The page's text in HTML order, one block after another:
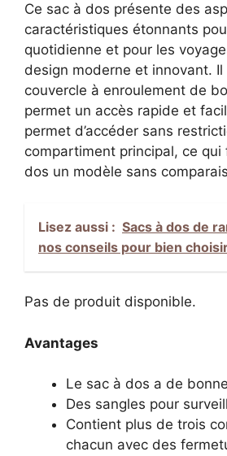
Ce sac à dos présente des
caractéristiques étonnants
quotidienne et pour les
design moderne et innovant.
couvercle à enroulement de
permet un accès rapide et
permet d’accéder sans
compartiment principal, ce qui
dos un modèle sans
Lisez aussi : Sacs à dos de
nos conseils pour bien
Pas de produit disponible.
Avantages
Le sac à dos a de
Des sangles pour
Contient plus de trois
chacun avec des